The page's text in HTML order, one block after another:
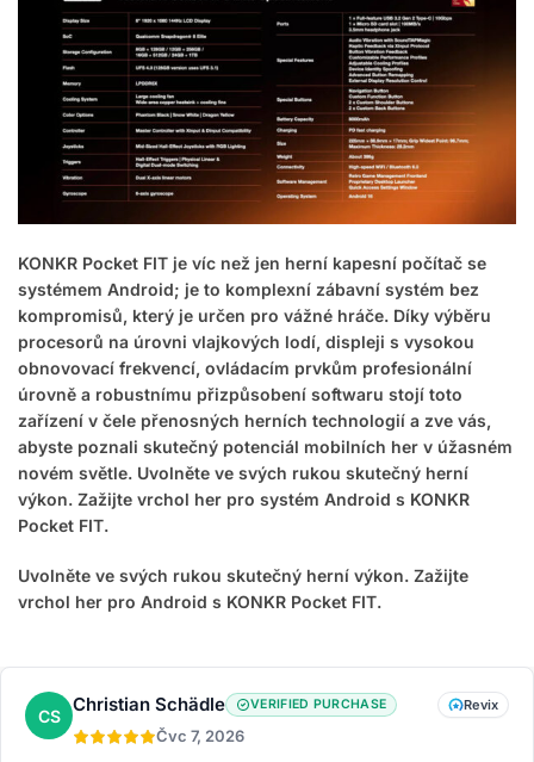
KONKR Pocket FIT je víc než jen herní kapesní počítač se
systémem Android; je to komplexní zábavní systém bez
kompromisů, který je určen pro vážné hráče. Díky výběru
procesorů na úrovni vlajkových lodí, displeji s vysokou
obnovovací frekvencí, ovládacím prvkům profesionální
úrovně a robustnímu přizpůsobení softwaru stojí toto
zařízení v čele přenosných herních technologií a zve vás,
abyste poznali skutečný potenciál mobilních her v úžasném
novém světle. Uvolněte ve svých rukou skutečný herní
výkon. Zažijte vrchol her pro systém Android s KONKR
Pocket FIT.
Uvolněte ve svých rukou skutečný herní výkon. Zažijte
vrchol her pro Android s KONKR Pocket FIT.
CS Christian Schädle VERIFIED PURCHASE
Čvc 7, 2026
Revix